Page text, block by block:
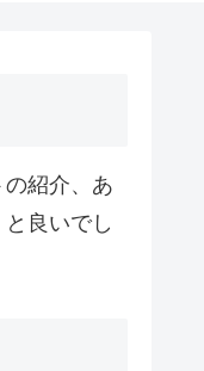
紹介、あ
良いでし